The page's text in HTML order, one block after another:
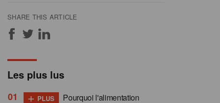
SHARE THIS ARTICLE
Les plus lus
+ PLUS
Pourquoi l'alimentation